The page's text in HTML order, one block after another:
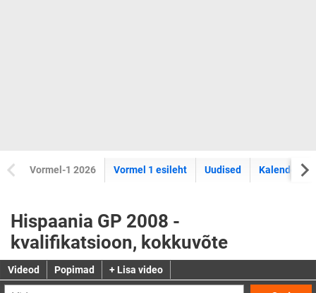
Vormel-1 2026 Vormel 1 esileht Uudised Kalender
Hispaania GP 2008 -
kvalifikatsioon, kokkuvõte
Videod Popimad + Lisa video